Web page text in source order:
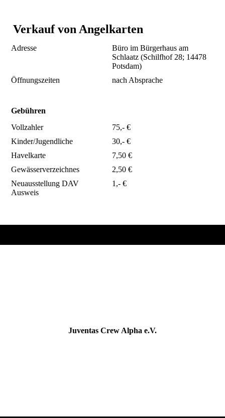
Verkauf von Angelkarten
Adresse
Büro im Bürgerhaus am
Schlaatz (Schilfhof 28; 14478
Potsdam)
Öffnungszeiten
nach Absprache
Gebühren
Vollzahler
75,- €
Kinder/Jugendliche
30,- €
Havelkarte
7,50 €
Gewässerverzeichnes
2,50 €
Neuausstellung DAV
Ausweis
1,- €
Juventas Crew Alpha e.V.